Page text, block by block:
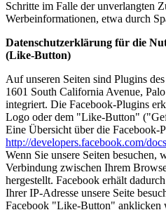
Schritte im Falle der unverlangten
Werbeinformationen, etwa durch
Datenschutzerklärung für die
(Like-Button)
Auf unseren Seiten sind Plugins
1601 South California Avenue,
integriert. Die Facebook-Plugins
Logo oder dem "Like-Button"
Eine Übersicht über die Facebook-
http://developers.facebook.com/
Wenn Sie unsere Seiten besuchen,
Verbindung zwischen Ihrem
hergestellt. Facebook erhält
Ihrer IP-Adresse unsere Seite
Facebook "Like-Button" anklicken